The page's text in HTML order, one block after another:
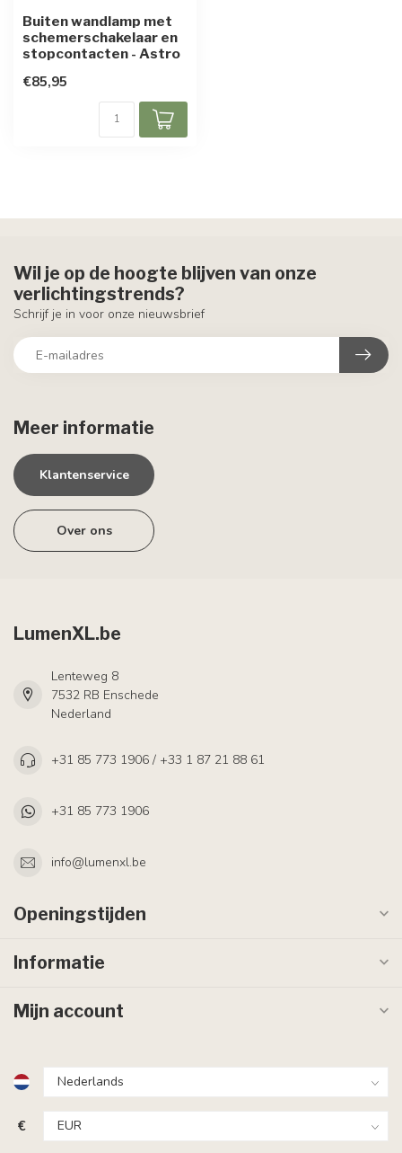
Buiten wandlamp met
schemerschakelaar en
stopcontacten - Astro
€85,95
Meer informatie
Klantenservice
Over ons
Wil je op de hoogte blijven van onze
verlichtingstrends?
Schrijf je in voor onze nieuwsbrief
LumenXL.be
Lenteweg 8
7532 RB Enschede
Nederland
+31 85 773 1906 / +33 1 87 21 88 61
+31 85 773 1906
info@lumenxl.be
Openingstijden
Informatie
Mijn account
€